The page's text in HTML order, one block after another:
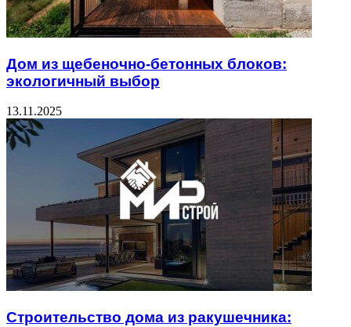
Дом из щебеночно-бетонных блоков:
экологичный выбор
13.11.2025
Строительство дома из ракушечника: